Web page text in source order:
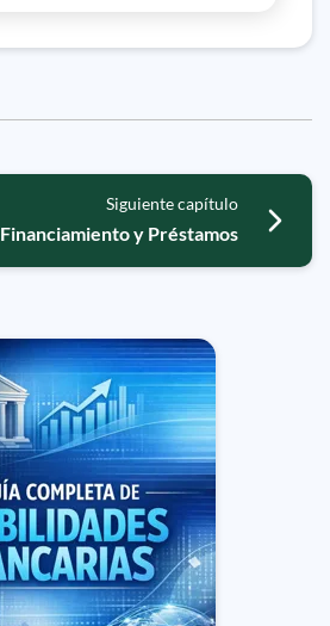
Siguiente capítulo
Financiamiento y Préstamos